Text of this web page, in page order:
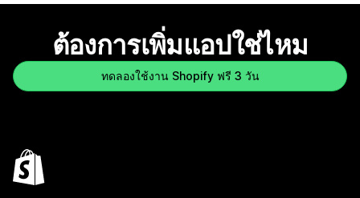
ต้องการเพิ่มแอปใช่ไหม
ทดลองใช้งาน Shopify ฟรี 3 วัน